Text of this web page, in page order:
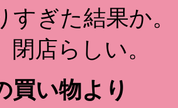
すぎた結果か。
店らしい。
買い物より